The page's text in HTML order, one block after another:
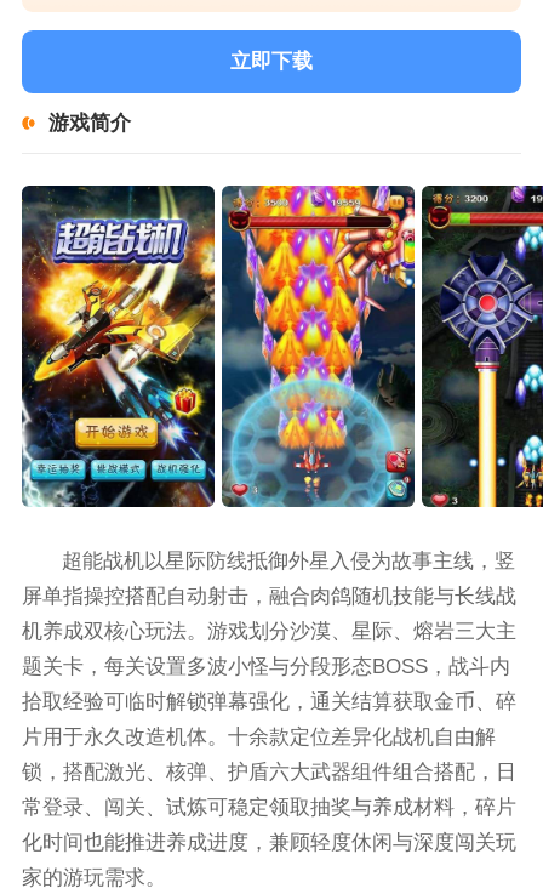
立即下载
游戏简介
超能战机以星际防线抵御外星入侵为故事主线，竖
屏单指操控搭配自动射击，融合肉鸽随机技能与长线战
机养成双核心玩法。游戏划分沙漠、星际、熔岩三大主
题关卡，每关设置多波小怪与分段形态BOSS，战斗内
拾取经验可临时解锁弹幕强化，通关结算获取金币、碎
片用于永久改造机体。十余款定位差异化战机自由解
锁，搭配激光、核弹、护盾六大武器组件组合搭配，日
常登录、闯关、试炼可稳定领取抽奖与养成材料，碎片
化时间也能推进养成进度，兼顾轻度休闲与深度闯关玩
家的游玩需求。